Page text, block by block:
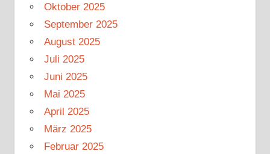
Oktober 2025
September 2025
August 2025
Juli 2025
Juni 2025
Mai 2025
April 2025
März 2025
Februar 2025